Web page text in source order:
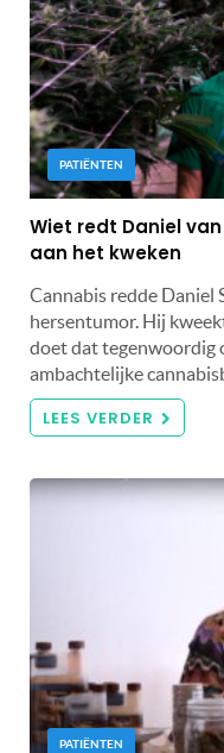
PATIËNTEN
Wiet redt Daniel
aan het kweken
Cannabis redde Daniel
hersentumor. Hij
doet dat tegenwoordig
ambachtelijke
LEES VERDER
PATIËNTEN